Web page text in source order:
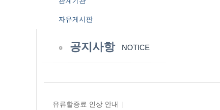
자유게시판
공지사항 NOTICE
유류할증료 인상 안내